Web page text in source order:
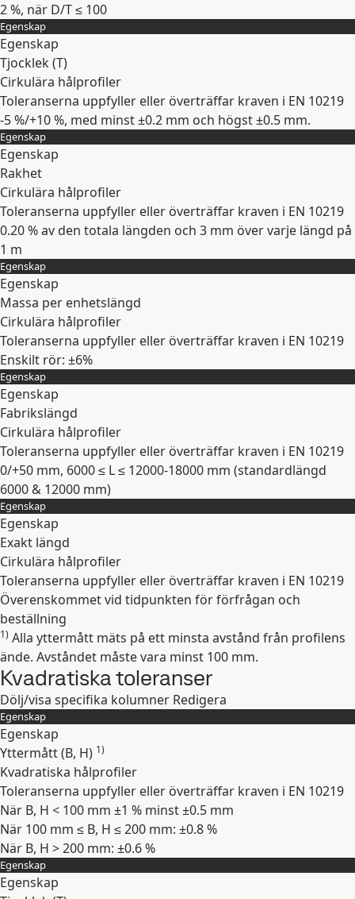
2 %, när D/T ≤ 100
Expandera
Egenskap
Egenskap
Tjocklek (T)
Cirkulära hålprofiler
Toleranserna uppfyller eller överträffar kraven i EN 10219
-5 %/+10 %, med minst ±0.2 mm och högst ±0.5 mm.
Expandera
Egenskap
Egenskap
Rakhet
Cirkulära hålprofiler
Toleranserna uppfyller eller överträffar kraven i EN 10219
0.20 % av den totala längden och 3 mm över varje längd på
1 m
Expandera
Egenskap
Egenskap
Massa per enhetslängd
Cirkulära hålprofiler
Toleranserna uppfyller eller överträffar kraven i EN 10219
Enskilt rör: ±6%
Expandera
Egenskap
Egenskap
Fabrikslängd
Cirkulära hålprofiler
Toleranserna uppfyller eller överträffar kraven i EN 10219
0/+50 mm, 6000 ≤ L ≤ 12000-18000 mm (standardlängd
6000 & 12000 mm)
Expandera
Egenskap
Egenskap
Exakt längd
Cirkulära hålprofiler
Toleranserna uppfyller eller överträffar kraven i EN 10219
Överenskommet vid tidpunkten för förfrågan och
beställning
Expandera
1) Alla yttermått mäts på ett minsta avstånd från profilens
ände. Avståndet måste vara minst 100 mm.
Kvadratiska toleranser
Dölj/visa specifika kolumner Redigera
Egenskap
Egenskap
Yttermått (B, H) 1)
Kvadratiska hålprofiler
Toleranserna uppfyller eller överträffar kraven i EN 10219
När B, H < 100 mm ±1 % minst ±0.5 mm
När 100 mm ≤ B, H ≤ 200 mm: ±0.8 %
När B, H > 200 mm: ±0.6 %
Expandera
Egenskap
Egenskap